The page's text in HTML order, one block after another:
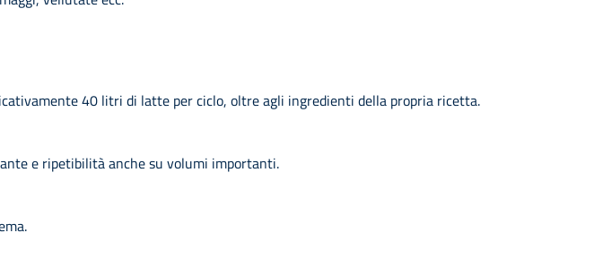
40 litri di latte per ciclo, oltre agli ingredienti della propria ricetta.
e ripetibilità anche su volumi importanti.